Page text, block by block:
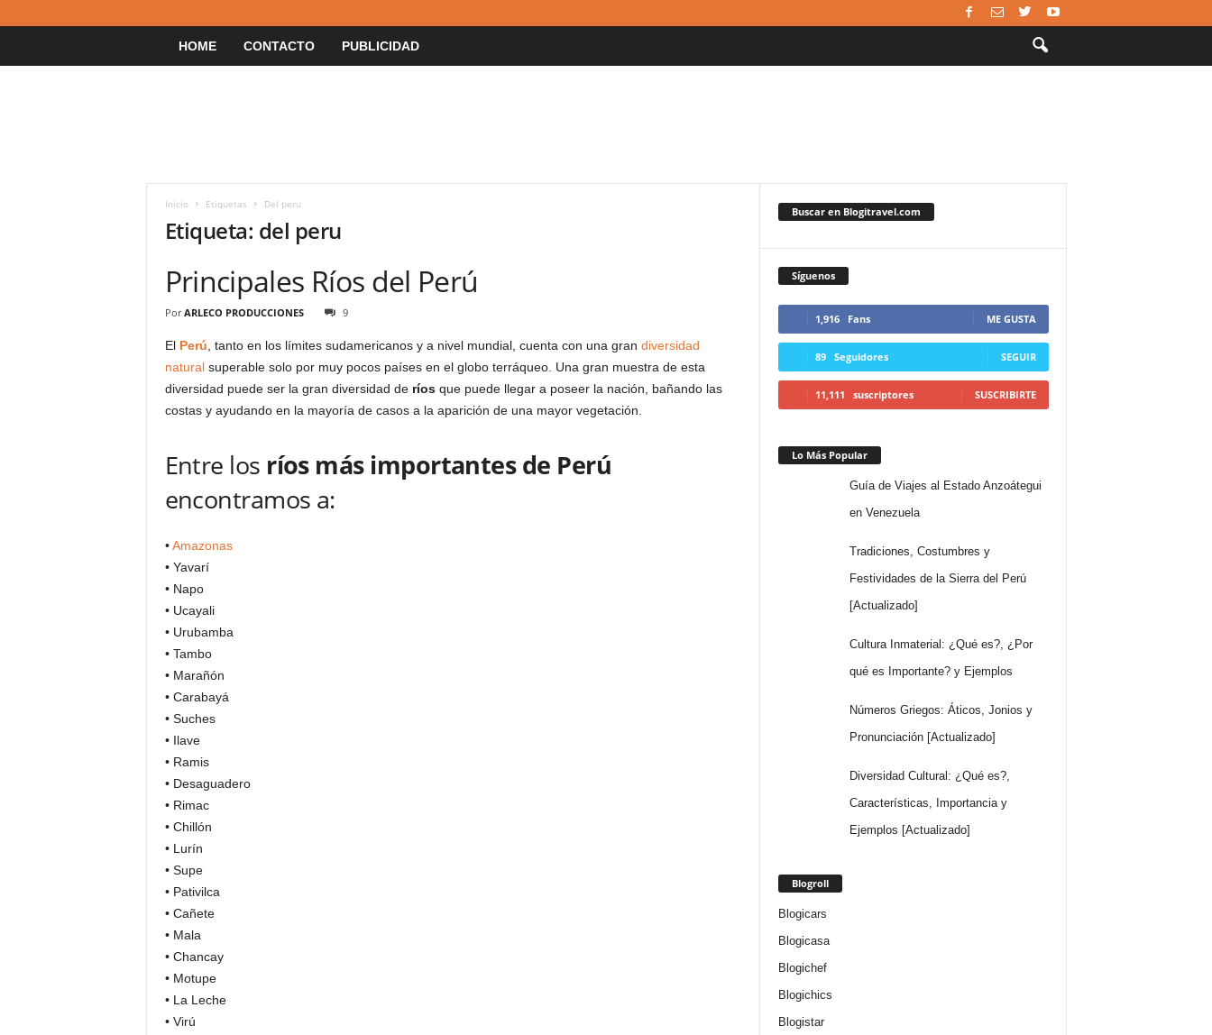
HOME CONTACTO PUBLICIDAD
Inicio Etiquetas Del peru
Etiqueta: del peru
Principales Ríos del Perú
Por ARLECO PRODUCCIONES 9
El Perú , tanto en los límites sudamericanos y a nivel mundial, cuenta con una gran diversidad
naturalsuperable solo por muy pocos países en el globo terráqueo. Una gran muestra de esta
diversidad puede ser la gran diversidad de ríosque puede llegar a poseer la nación, bañando las
costas y ayudando en la mayoría de casos a la aparición de una mayor vegetación.
Entre los ríos más importantes de Perú
encontramos a:
•Amazonas
• Yavarí
• Napo
• Ucayali
• Urubamba
• Tambo
• Marañón
• Carabayá
• Suches
• Ilave
• Ramis
• Desaguadero
• Rimac
• Chillón
• Lurín
• Supe
• Pativilca
• Cañete
• Mala
• Chancay
• Motupe
• La Leche
• Virú
Buscar en Blogitravel.com
Síguenos
1,916 Fans ME GUSTA
89 Seguidores SEGUIR
11,111 suscriptores SUSCRIBIRTE
Lo Más Popular
Guía de Viajes al Estado Anzoátegui
en Venezuela
Tradiciones, Costumbres y
Festividades de la Sierra del Perú
[Actualizado]
Cultura Inmaterial: ¿Qué es?, ¿Por
qué es Importante? y Ejemplos
Números Griegos: Áticos, Jonios y
Pronunciación [Actualizado]
Diversidad Cultural: ¿Qué es?,
Características, Importancia y
Ejemplos [Actualizado]
Blogroll
Blogicars
Blogicasa
Blogichef
Blogichics
Blogistar